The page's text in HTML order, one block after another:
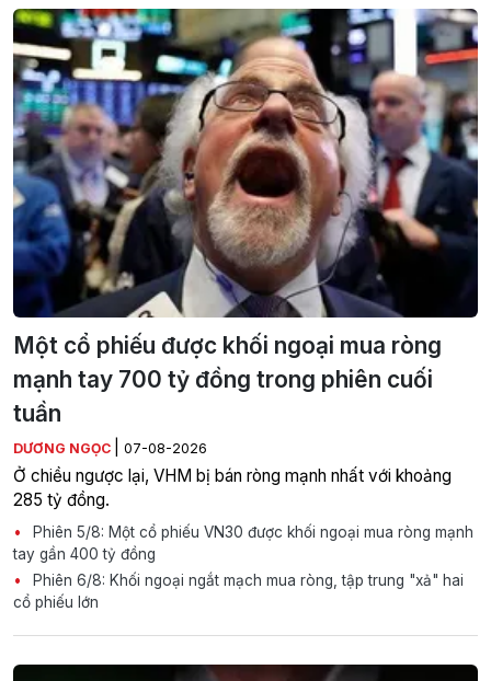
Một cổ phiếu được khối ngoại mua ròng
mạnh tay 700 tỷ đồng trong phiên cuối
tuần
DƯƠNG NGỌC 07-08-2026
Ở chiều ngược lại, VHM bị bán ròng mạnh nhất với khoảng
285 tỷ đồng.
Phiên 5/8: Một cổ phiếu VN30 được khối ngoại mua ròng mạnh
tay gần 400 tỷ đồng
Phiên 6/8: Khối ngoại ngắt mạch mua ròng, tập trung "xả" hai
cổ phiếu lớn